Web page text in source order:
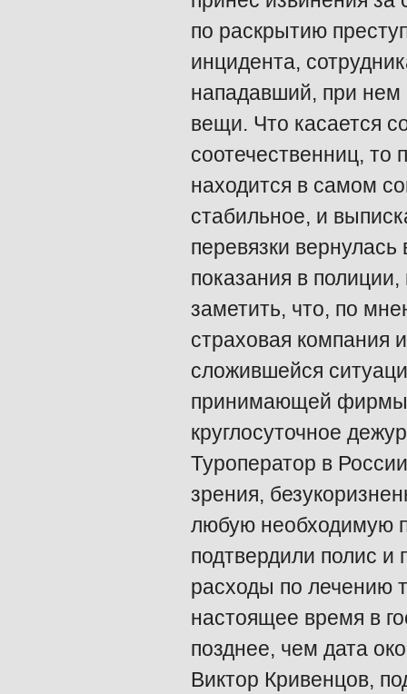
по раскрытию
инцидента,
нападавший, при нем
вещи. Что касается
соотечественниц, то
находится в самом
стабильное, и
перевязки
показания в
заметить, что, по
страховая компания
сложившейся
принимающей фирмы
круглосуточное
Туроператор в
зрения,
любую необходимую
подтвердили полис и
расходы по лечению
настоящее время в
позднее, чем дата
Виктор Кривенцов,